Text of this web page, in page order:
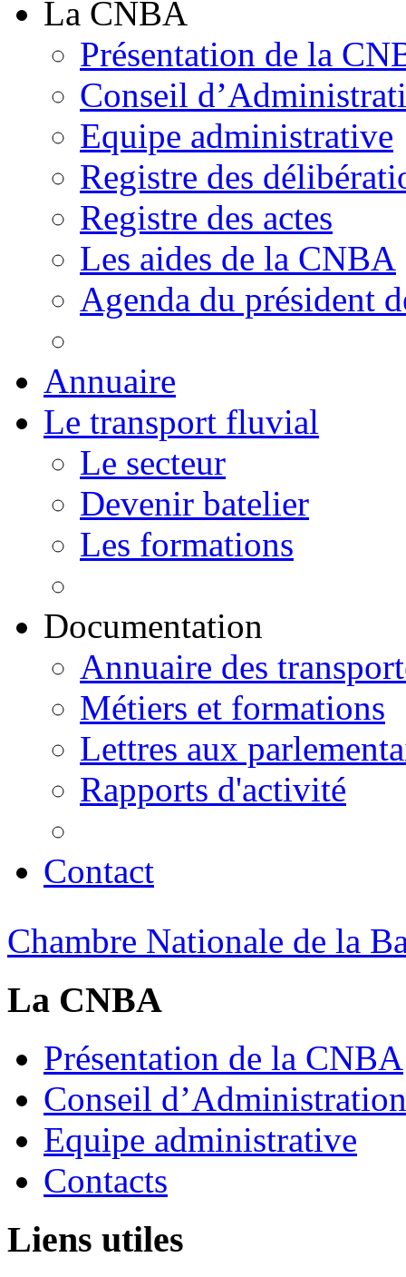
La CNBA
Présentation de la
Conseil
Equipe administrative
Registre des
Registre des actes
Les aides de la CNBA
Agenda du président
Annuaire
Le transport fluvial
Le secteur
Devenir batelier
Les formations
Documentation
Annuaire des
Métiers et formations
Lettres aux
Rapports d'activité
Contact
Chambre Nationale de la
La CNBA
Présentation de la CNBA
Conseil d’Administration
Equipe administrative
Contacts
Liens utiles